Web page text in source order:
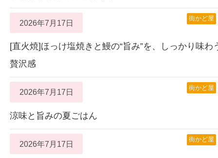
2026年7月17日 街かど屋
[直火焼]ほっけ塩焼きと鰻の“旨み”を、しっかり味わ
贅沢感
2026年7月17日 街かど屋
涼味と旨みの夏ごはん
2026年7月17日 街かど屋